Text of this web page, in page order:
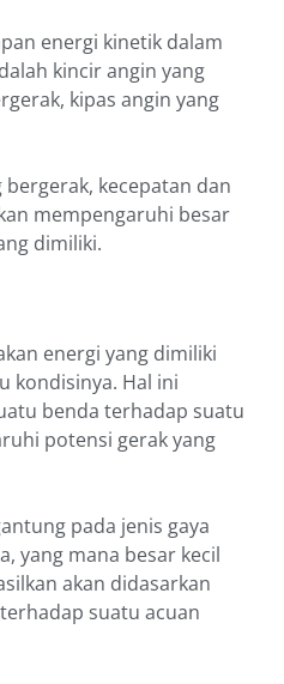
energi kinetik dalam
kincir angin yang
kipas angin yang
kecepatan dan
mempengaruhi besar
dimiliki.
energi yang dimiliki
kondisinya. Hal ini
benda terhadap suatu
potensi gerak yang
pada jenis gaya
yang mana besar kecil
akan didasarkan
suatu acuan